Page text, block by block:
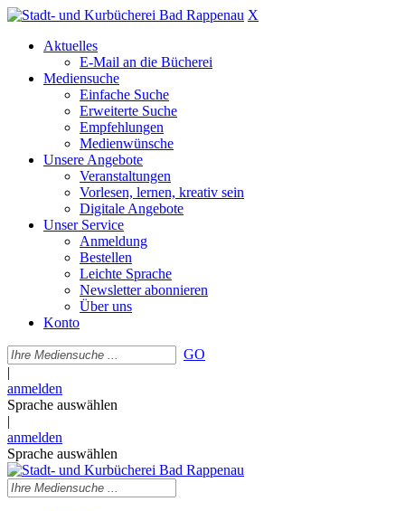
X
Aktuelles
E-Mail an die Bücherei
Mediensuche
Einfache Suche
Erweiterte Suche
Empfehlungen
Medienwünsche
Unsere Angebote
Veranstaltungen
Vorlesen, lernen, kreativ sein
Digitale Angebote
Unser Service
Anmeldung
Bestellen
Leichte Sprache
Newsletter abonnieren
Über uns
Konto
GO
|
anmelden
Sprache auswählen
|
anmelden
Sprache auswählen